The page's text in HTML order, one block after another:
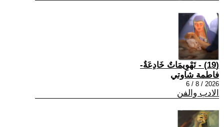
(19) - تَهْوِيمَاتٌ خَادِعَةٌ-
فاطمة شاوتي
2026 / 8 / 6
الادب والفن